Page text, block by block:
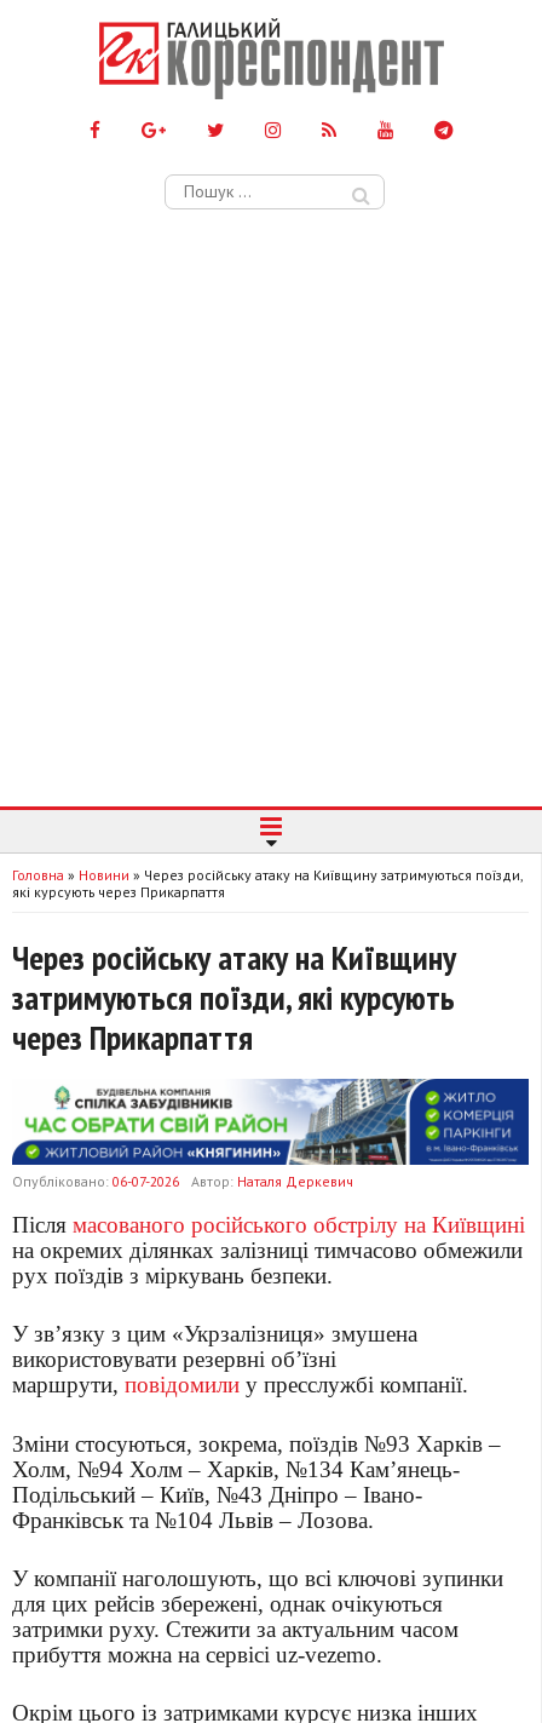
Пошук:
Головна » Новини » Через російську атаку на Київщину затримуються поїзди,
які курсують через Прикарпаття
Через російську атаку на Київщину
затримуються поїзди, які курсують
через Прикарпаття
Опубліковано: 06-07-2026 Автор: Наталя Деркевич
Після масованого російського обстрілу на Київщині
на окремих ділянках залізниці тимчасово обмежили
рух поїздів з міркувань безпеки.
У зв’язку з цим «Укрзалізниця» змушена
використовувати резервні об’їзні
маршрути, повідомили у пресслужбі компанії.
Зміни стосуються, зокрема, поїздів №93 Харків –
Холм, №94 Холм – Харків, №134 Кам’янець-
Подільський – Київ, №43 Дніпро – Івано-
Франківськ та №104 Львів – Лозова.
У компанії наголошують, що всі ключові зупинки
для цих рейсів збережені, однак очікуються
затримки руху. Стежити за актуальним часом
прибуття можна на сервісі uz-vezemo.
Окрім цього із затримками курсує низка інших